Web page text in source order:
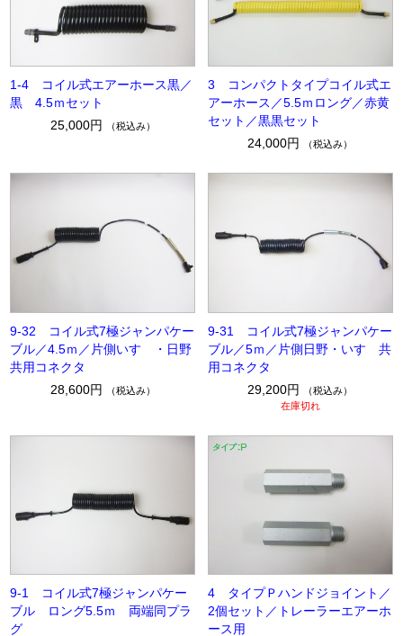
1-4 コイル式エアーホース黒／
黒 4.5ｍセット
25,000円
（税込み）
3 コンパクトタイプコイル式エ
アーホース／5.5ｍロング／赤黄
セット／黒黒セット
24,000円
（税込み）
9-32 コイル式7極ジャンパケー
ブル／4.5ｍ／片側いすゞ・日野
共用コネクタ
28,600円
（税込み）
9-31 コイル式7極ジャンパケー
ブル／5ｍ／片側日野・いすゞ共
用コネクタ
29,200円
（税込み）
在庫切れ
9-1 コイル式7極ジャンパケー
ブル ロング5.5ｍ 両端同プラ
グ
4 タイプＰハンドジョイント／
2個セット／トレーラーエアーホ
ース用